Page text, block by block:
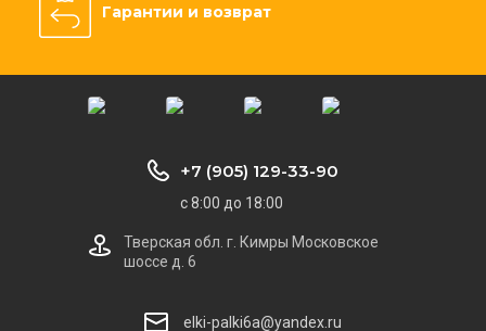
Гарантии и возврат
+7 (905) 129-33-90
с 8:00 до 18:00
Тверская обл. г. Кимры Московское
шоссе д. 6
elki-palki6a@yandex.ru